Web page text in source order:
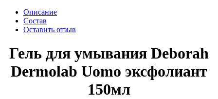
Описание
Состав
Оставить отзыв
Гель для умывания Deborah
Dermolab Uomo эксфолиант
150мл